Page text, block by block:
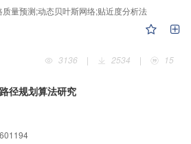
链路信号质量、链路稳定性及非对称性3方面综
聚类算法对参数进行离散化预处理，得到各参
各参数的权重，以消除参数权重计算中主观因
的缺陷，采用非对称贴近度分析法构建综合性
叶斯网络（Bayesian networks，BN）处理不确
的参数学习，从而构建了基于DBN的链路质量
理性；与4C及FLI预测模型相比，本文模型具
信号质量、链路稳定性及非对称性3个指标评价
量预测;动态贝叶斯网络;贴近度分析法
3136
| 2534 | 15
径规划算法研究